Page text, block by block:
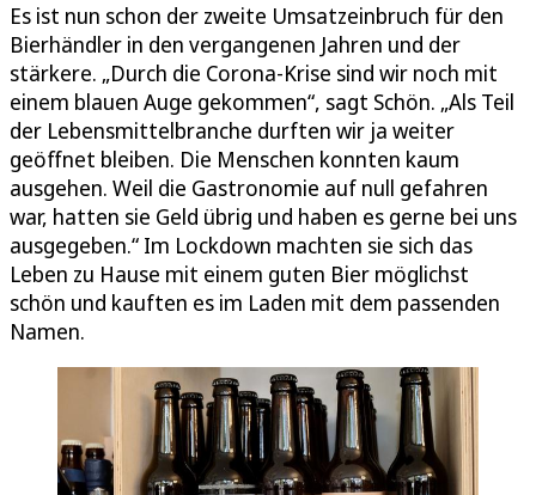
Es ist nun schon der zweite Umsatzeinbruch für den
Bierhändler in den vergangenen Jahren und der
stärkere. „Durch die Corona-Krise sind wir noch mit
einem blauen Auge gekommen“, sagt Schön. „Als Teil
der Lebensmittelbranche durften wir ja weiter
geöffnet bleiben. Die Menschen konnten kaum
ausgehen. Weil die Gastronomie auf null gefahren
war, hatten sie Geld übrig und haben es gerne bei uns
ausgegeben.“ Im Lockdown machten sie sich das
Leben zu Hause mit einem guten Bier möglichst
schön und kauften es im Laden mit dem passenden
Namen.